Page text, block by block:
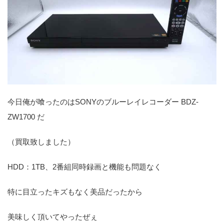
今日俺が喰ったのはSONYのブルーレイレコーダー BDZ-
ZW1700 だ
（買取致しました）
HDD：1TB、2番組同時録画と機能も問題なく
特に目立ったキズもなく美品だったから
美味しく頂いてやったぜぇ